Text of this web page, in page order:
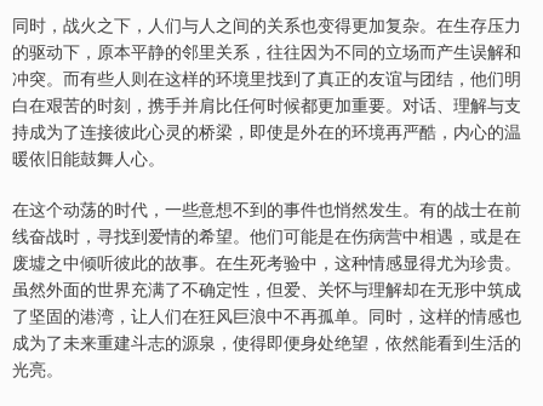
同时，战火之下，人们与人之间的关系也变得更加复杂。在生存压力
的驱动下，原本平静的邻里关系，往往因为不同的立场而产生误解和
冲突。而有些人则在这样的环境里找到了真正的友谊与团结，他们明
白在艰苦的时刻，携手并肩比任何时候都更加重要。对话、理解与支
持成为了连接彼此心灵的桥梁，即使是外在的环境再严酷，内心的温
暖依旧能鼓舞人心。
在这个动荡的时代，一些意想不到的事件也悄然发生。有的战士在前
线奋战时，寻找到爱情的希望。他们可能是在伤病营中相遇，或是在
废墟之中倾听彼此的故事。在生死考验中，这种情感显得尤为珍贵。
虽然外面的世界充满了不确定性，但爱、关怀与理解却在无形中筑成
了坚固的港湾，让人们在狂风巨浪中不再孤单。同时，这样的情感也
成为了未来重建斗志的源泉，使得即便身处绝望，依然能看到生活的
光亮。